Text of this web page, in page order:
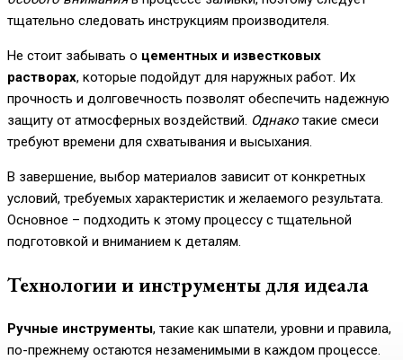
тщательно следовать инструкциям производителя.
Не стоит забывать о цементных и известковых
растворах, которые подойдут для наружных работ. Их
прочность и долговечность позволят обеспечить надежную
защиту от атмосферных воздействий. Однако такие смеси
требуют времени для схватывания и высыхания.
В завершение, выбор материалов зависит от конкретных
условий, требуемых характеристик и желаемого результата.
Основное – подходить к этому процессу с тщательной
подготовкой и вниманием к деталям.
Технологии и инструменты для идеала
Ручные инструменты, такие как шпатели, уровни и правила,
по-прежнему остаются незаменимыми в каждом процессе.